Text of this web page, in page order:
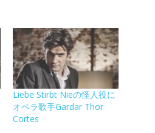
に
メ
ー
ル
で
リ
ン
ク
を
送
信
新
(
新
し
い
ウ
ィ
ン
ド
ウ
で
開
き
ま
Liebe Stirbt Nieの怪人役に
オペラ歌手Gardar Thor
Cortes